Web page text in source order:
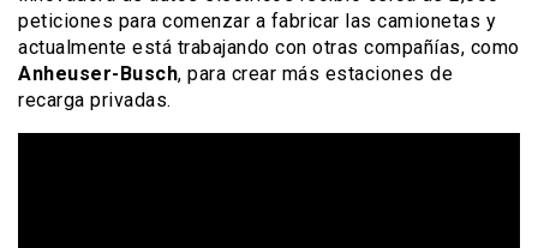
peticiones para comenzar a fabricar las camionetas y
actualmente está trabajando con otras compañías, como
Anheuser-Busch, para crear más estaciones de
recarga privadas.